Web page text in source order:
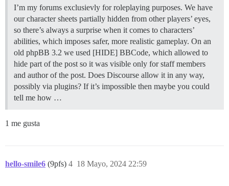
I’m my forums exclusievly for roleplaying purposes. We have
our character sheets partially hidden from other players’ eyes,
so there’s always a surprise when it comes to characters’
abilities, which imposes safer, more realistic gameplay. On an
old phpBB 3.2 we used [HIDE] BBCode, which allowed to
hide part of the post so it was visible only for staff members
and author of the post. Does Discourse allow it in any way,
possibly via plugins? If it’s impossible then maybe you could
tell me how …
1 me gusta
hello-smile6 (9pfs) 18 Mayo, 2024 22:59
4